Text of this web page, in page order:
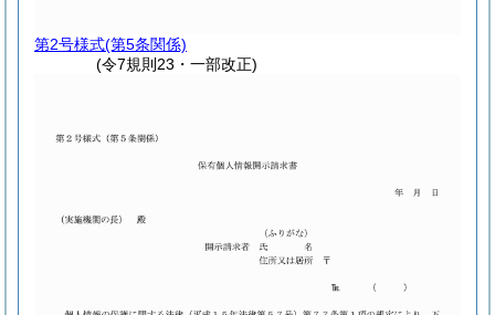
第2号様式(第5条関係)
(令7規則23・一部改正)